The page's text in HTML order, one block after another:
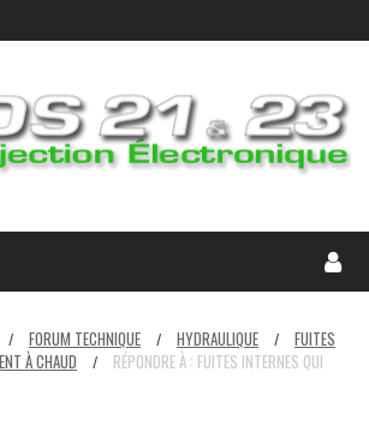
/ FORUM TECHNIQUE / HYDRAULIQUE /
FUITES
À CHAUD
/
RÉPONDRE À : FUITES INTERNES QUI